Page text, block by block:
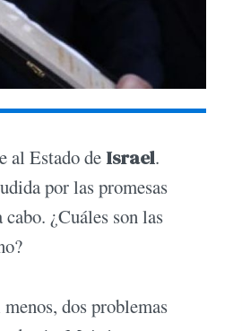
al Estado de Israel.
por las promesas
¿Cuáles son las
dos problemas